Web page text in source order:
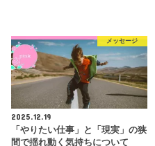
メッセージ
2025.12.19
「やりたい仕事」と「現実」の狭
間で揺れ動く気持ちについて